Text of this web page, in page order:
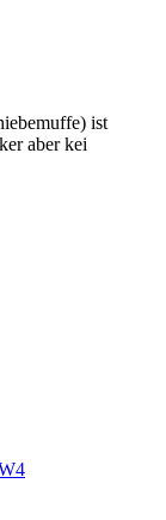
ist
aber kei